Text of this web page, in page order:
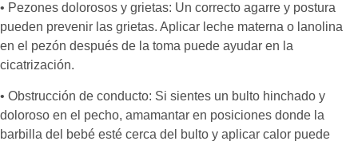
• Pezones dolorosos y grietas: Un correcto agarre y postura
pueden prevenir las grietas. Aplicar leche materna o lanolina
en el pezón después de la toma puede ayudar en la
cicatrización.
• Obstrucción de conducto: Si sientes un bulto hinchado y
doloroso en el pecho, amamantar en posiciones donde la
barbilla del bebé esté cerca del bulto y aplicar calor puede